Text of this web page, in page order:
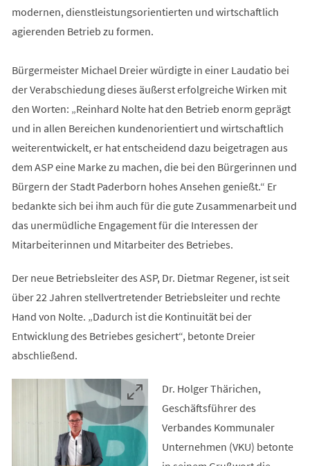
modernen, dienstleistungsorientierten und wirtschaftlich
agierenden Betrieb zu formen.
Bürgermeister Michael Dreier würdigte in einer Laudatio bei
der Verabschiedung dieses äußerst erfolgreiche Wirken mit
den Worten: „Reinhard Nolte hat den Betrieb enorm geprägt
und in allen Bereichen kundenorientiert und wirtschaftlich
weiterentwickelt, er hat entscheidend dazu beigetragen aus
dem ASP eine Marke zu machen, die bei den Bürgerinnen und
Bürgern der Stadt Paderborn hohes Ansehen genießt.“ Er
bedankte sich bei ihm auch für die gute Zusammenarbeit und
das unermüdliche Engagement für die Interessen der
Mitarbeiterinnen und Mitarbeiter des Betriebes.
Der neue Betriebsleiter des ASP, Dr. Dietmar Regener, ist seit
über 22 Jahren stellvertretender Betriebsleiter und rechte
Hand von Nolte. „Dadurch ist die Kontinuität bei der
Entwicklung des Betriebes gesichert“, betonte Dreier
abschließend.
Dr. Holger Thärichen,
Geschäftsführer des
Verbandes Kommunaler
Unternehmen (VKU) betonte